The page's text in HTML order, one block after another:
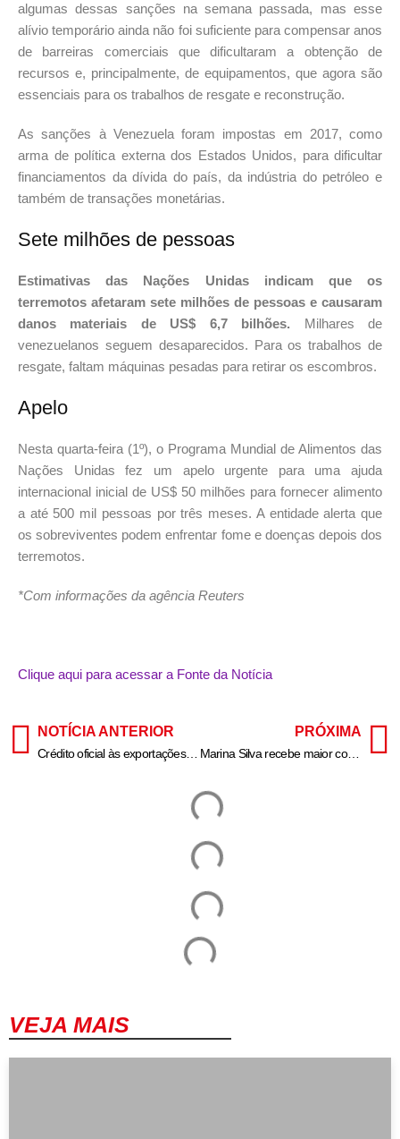
algumas dessas sanções na semana passada, mas esse
alívio temporário ainda não foi suficiente para compensar anos
de barreiras comerciais que dificultaram a obtenção de
recursos e, principalmente, de equipamentos, que agora são
essenciais para os trabalhos de resgate e reconstrução.
As sanções à Venezuela foram impostas em 2017, como
arma de política externa dos Estados Unidos, para dificultar
financiamentos da dívida do país, da indústria do petróleo e
também de transações monetárias.
Sete milhões de pessoas
Estimativas das Nações Unidas indicam que os
terremotos afetaram sete milhões de pessoas e causaram
danos materiais de US$ 6,7 bilhões. Milhares de
venezuelanos seguem desaparecidos. Para os trabalhos de
resgate, faltam máquinas pesadas para retirar os escombros.
Apelo
Nesta quarta-feira (1º), o Programa Mundial de Alimentos das
Nações Unidas fez um apelo urgente para uma ajuda
internacional inicial de US$ 50 milhões para fornecer alimento
a até 500 mil pessoas por três meses. A entidade alerta que
os sobreviventes podem enfrentar fome e doenças depois dos
terremotos.
*Com informações da agência Reuters
Clique aqui para acessar a Fonte da Notícia
NOTÍCIA ANTERIOR
Crédito oficial às exportações é ampliado e inclui agro e cooperativas
PRÓXIMA
Marina Silva recebe maior condecoração da França em Brasília
VEJA MAIS